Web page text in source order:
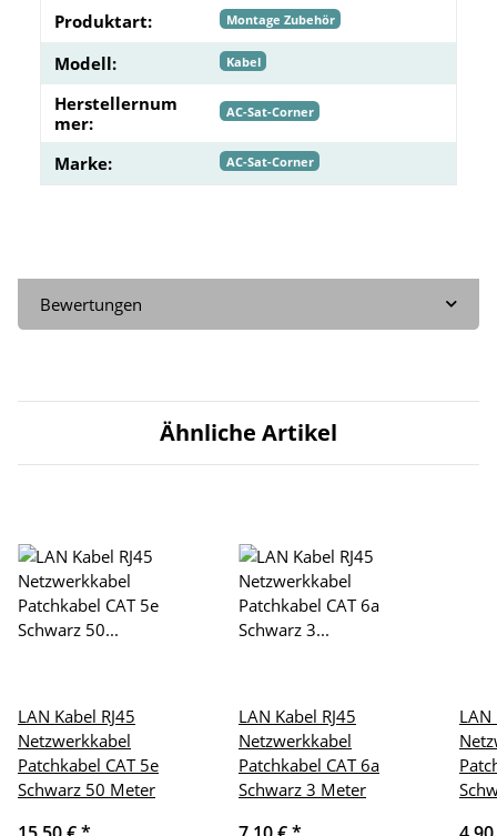
Produktart: Montage Zubehör
Modell: Kabel
Herstellernum
mer:
AC-Sat-Corner
Marke: AC-Sat-Corner
Bewertungen
Ähnliche Artikel
LAN Kabel RJ45
Netzwerkkabel
Patchkabel CAT 5e
Schwarz 50 Meter
LAN Kabel RJ45
Netzwerkkabel
Patchkabel CAT 6a
Schwarz 3 Meter
LAN